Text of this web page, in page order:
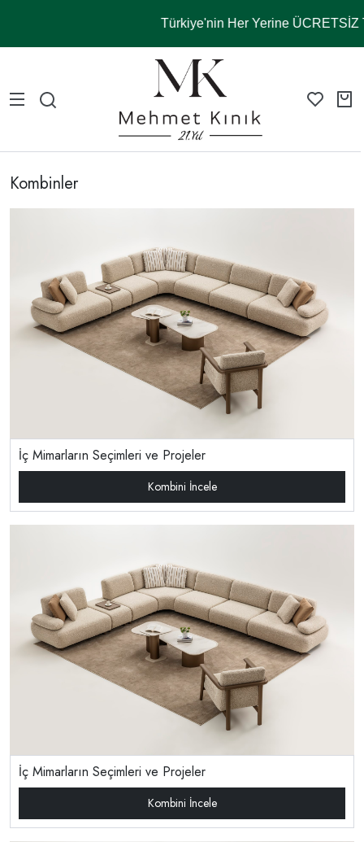
Türkiye'nin Her Yerine ÜCRETSİZ
Kombinler
İç Mimarların Seçimleri ve Projeler
Kombini İncele
İç Mimarların Seçimleri ve Projeler
Kombini İncele